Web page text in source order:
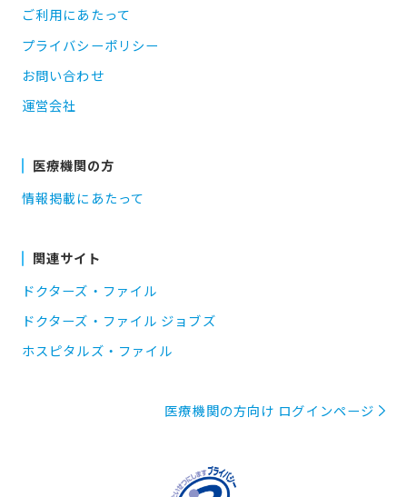
ご利用にあたって
プライバシーポリシー
お問い合わせ
運営会社
医療機関の方
情報掲載にあたって
関連サイト
ドクターズ・ファイル
ドクターズ・ファイル ジョブズ
ホスピタルズ・ファイル
医療機関の方向け ログインページ